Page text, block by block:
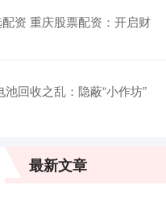
资 重庆股票配资：开启财
回收之乱：隐蔽“小作坊”
最新文章